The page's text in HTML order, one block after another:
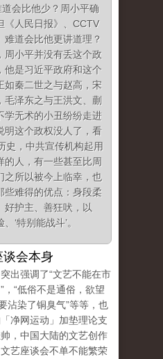
会比他少？周小平确
《人民日报》、CCTV
难道会比他更讲道理？
周小平并没有丢这个政
他是习近平政府和这个
如秦二世之与赵高，宋
毛泽东之与王洪文、蒯
学无术的小丑纷纷走进
明这个政权没人了，看
史，中共宣传机构起用
的人，有一些甚至比周
所以被今上临幸， 也
些难得的优点：身段柔
好护主、善狂吠，以
‘特别能战斗’。
会本身
出强调了“文艺不能在市
“低俗不是通俗，欲望
沾染了铜臭气”等等，也
净网运动」加垫理论支
，中国大陆的文艺创作
艺座谈会不单不能繁荣